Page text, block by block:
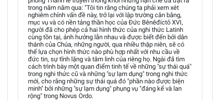
trong năm năm qua: "Tôi tin rằng chúng ta phải xem xét
nghiêm chỉnh vấn đề này, trở lại với lập trường cân bằng,
mục vụ và có nền tảng thần học của Đức Bênêđíctô XVI,
người đã cho phép cả hai hình thức của nghi thức Latinh
cùng tồn tại, ảnh hưởng lẫn nhau và được biết đến bởi dân
thánh của Chúa, những người, qua nhiều thập niên, sẽ có
thể lựa chọn hình thức nào phù hợp nhất với nhu cầu về
đức tin, sự tĩnh lặng và tâm linh của riêng họ. Ngài đã tìm
cách trình bày một quan điểm tinh tế về những "sự thái quá"
trong nghi thức cũ và những "sự lạm dụng" trong nghi thức
mới, cho rằng những sự thái quá đó "phần nào được biện
minh" bởi những "sự lạm dụng" phụng vụ "đáng kể và lan
rộng" trong Novus Ordo.